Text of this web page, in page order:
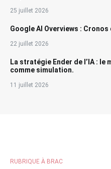
25 juillet 2026
Google AI Overviews :
22 juillet 2026
La stratégie Ender de l’IA :
comme simulation.
11 juillet 2026
RUBRIQUE À BRAC